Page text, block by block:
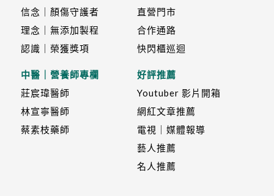
信念｜顏傷守護者
理念｜無添加製程
認識｜榮獲獎項
中醫｜營養師專欄
莊宸瑋醫師
林宣寧醫師
蔡素枝藥師
直營門市
合作通路
快閃櫃巡迴
好評推薦
Youtuber 影片開箱
網紅文章推薦
電視｜媒體報導
藝人推薦
名人推薦